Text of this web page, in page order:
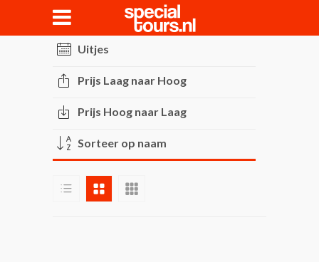
Uitjes
Prijs Laag naar Hoog
Prijs Hoog naar Laag
Sorteer op naam